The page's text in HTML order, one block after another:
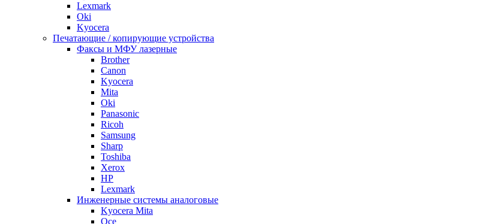
Lexmark
Oki
Kyocera
Печатающие / копирующие устройства
Факсы и МФУ лазерные
Brother
Canon
Kyocera
Mita
Oki
Panasonic
Ricoh
Samsung
Sharp
Toshiba
Xerox
HP
Lexmark
Инженерные системы аналоговые
Kyocera Mita
Oce